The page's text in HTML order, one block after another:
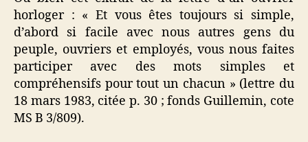
horloger : « Et vous êtes toujours si simple,
d’abord si facile avec nous autres gens du
peuple, ouvriers et employés, vous nous faites
participer avec des mots simples et
compréhensifs pour tout un chacun » (lettre du
18 mars 1983, citée p. 30 ; fonds Guillemin, cote
MS B 3/809).